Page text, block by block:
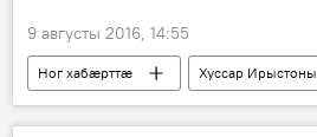
9 августы 2016, 14:55
Ног хабӕрттӕ Хуссар Ирыстоны